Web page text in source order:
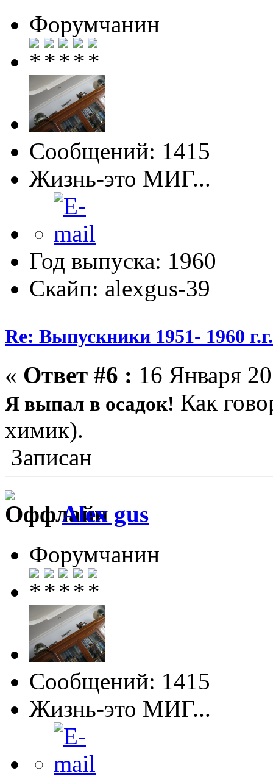
Форумчанин
Сообщений: 1415
Жизнь-это МИГ...
Год выпуска: 1960
Скайп: alexgus-39
Re: Выпускники 1951- 1960
« Ответ #6 : 16 Января
Я выпал в осадок! Как
химик).
Записан
Alex gus
Форумчанин
Сообщений: 1415
Жизнь-это МИГ...